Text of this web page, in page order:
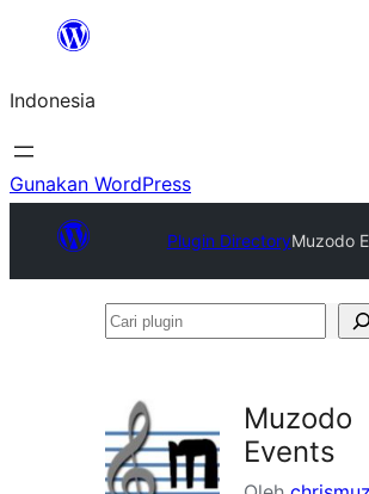
Lewati
konten
Indonesia
Gunakan WordPress
Plugin DirectoryMuzodo
Cari
Muzodo
Events